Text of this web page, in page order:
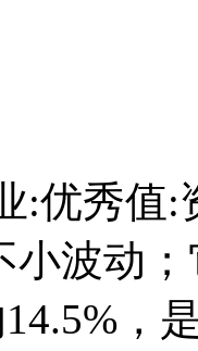
:优秀值
小波动
，